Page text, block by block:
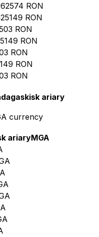
RON
RON
RON
RON
RON
RON
RON
ariary
currency
ariaryMGA